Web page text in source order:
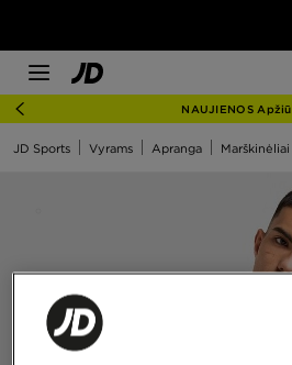
NAUJIENOS
JD Sports Vyrams Apranga Marškinėliai